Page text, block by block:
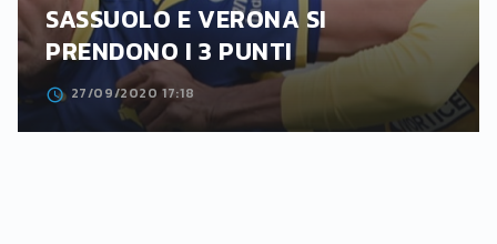
SASSUOLO E VERONA SI
PRENDONO I 3 PUNTI
27/09/2020 17:18